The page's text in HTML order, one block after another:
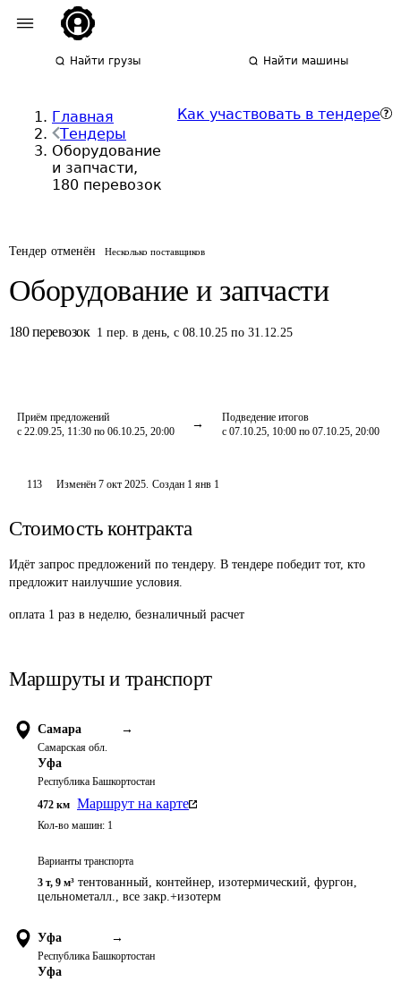
Найти грузы Найти машины
Главная
Тендеры
Оборудование
и запчасти,
180 перевозок
Как участвовать в тендере
Тендер отменён Несколько поставщиков
Оборудование и запчасти
180 перевозок 1 пер. в день,с 08.10.25 по 31.12.25
Приём предложений
с 22.09.25, 11:30 по 06.10.25, 20:00
Подведение итогов
с 07.10.25, 10:00 по 07.10.25, 20:00
113 Изменён7 окт 2025. Создан 1 янв 1
Стоимость контракта
Идёт запрос предложений по тендеру. В тендере победит тот, кто
предложит наилучшие условия.
оплата 1 раз в неделю, безналичный расчет
Маршруты и транспорт
Самара →
Самарская обл.
Уфа
Республика Башкортостан
472 км Маршрут на карте
Кол-во машин: 1
Варианты транспорта
3 т, 9 м³ тентованный, контейнер, изотермический, фургон,
цельнометалл., все закр.+изотерм
Уфа →
Республика Башкортостан
Уфа